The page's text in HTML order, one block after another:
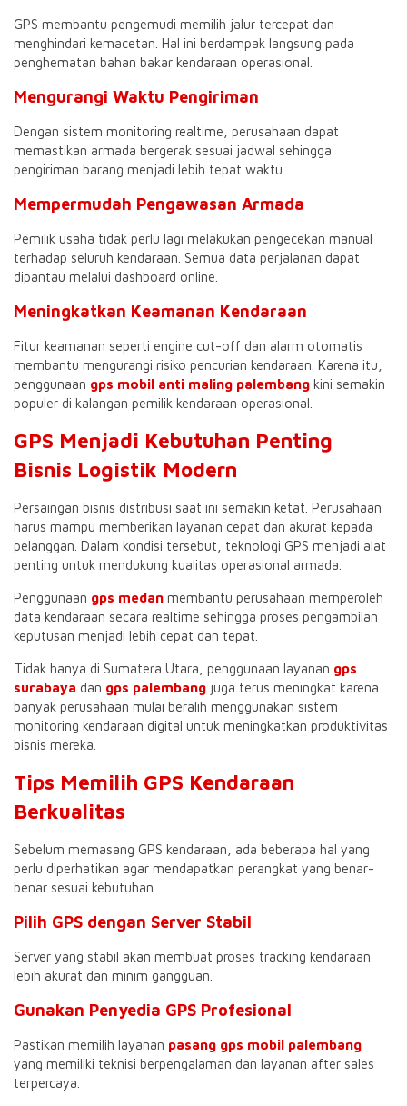
GPS membantu pengemudi memilih jalur tercepat dan
menghindari kemacetan. Hal ini berdampak langsung pada
penghematan bahan bakar kendaraan operasional.
Mengurangi Waktu Pengiriman
Dengan sistem monitoring realtime, perusahaan dapat
memastikan armada bergerak sesuai jadwal sehingga
pengiriman barang menjadi lebih tepat waktu.
Mempermudah Pengawasan Armada
Pemilik usaha tidak perlu lagi melakukan pengecekan manual
terhadap seluruh kendaraan. Semua data perjalanan dapat
dipantau melalui dashboard online.
Meningkatkan Keamanan Kendaraan
Fitur keamanan seperti engine cut-off dan alarm otomatis
membantu mengurangi risiko pencurian kendaraan. Karena itu,
penggunaan gps mobil anti maling palembang kini semakin
populer di kalangan pemilik kendaraan operasional.
GPS Menjadi Kebutuhan Penting
Bisnis Logistik Modern
Persaingan bisnis distribusi saat ini semakin ketat. Perusahaan
harus mampu memberikan layanan cepat dan akurat kepada
pelanggan. Dalam kondisi tersebut, teknologi GPS menjadi alat
penting untuk mendukung kualitas operasional armada.
Penggunaan gps medan membantu perusahaan memperoleh
data kendaraan secara realtime sehingga proses pengambilan
keputusan menjadi lebih cepat dan tepat.
Tidak hanya di Sumatera Utara, penggunaan layanan gps
surabaya dan gps palembang juga terus meningkat karena
banyak perusahaan mulai beralih menggunakan sistem
monitoring kendaraan digital untuk meningkatkan produktivitas
bisnis mereka.
Tips Memilih GPS Kendaraan
Berkualitas
Sebelum memasang GPS kendaraan, ada beberapa hal yang
perlu diperhatikan agar mendapatkan perangkat yang benar-
benar sesuai kebutuhan.
Pilih GPS dengan Server Stabil
Server yang stabil akan membuat proses tracking kendaraan
lebih akurat dan minim gangguan.
Gunakan Penyedia GPS Profesional
Pastikan memilih layanan pasang gps mobil palembang
yang memiliki teknisi berpengalaman dan layanan after sales
terpercaya.